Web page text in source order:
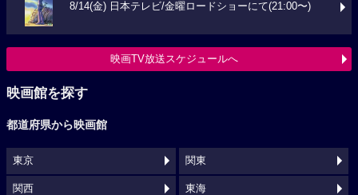
8/14(金) 日本テレビ/金曜ロードショーにて(21:00〜)
映画TV放送スケジュールへ
映画館を探す
都道府県から映画館
東京 関東
関西 東海